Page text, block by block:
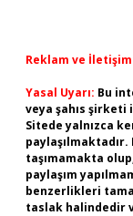
Reklam ve
Yasal Uyarı: Bu
veya şahıs şirketi
Sitede yalnızca
taşımamakta
paylaşım
benzerlikleri
taslak halindedir